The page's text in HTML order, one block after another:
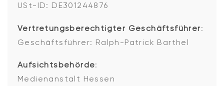
USt-ID: DE301244876
Vertretungsberechtigter Geschäftsführer:
Geschäftsführer: Ralph-Patrick Barthel
Aufsichtsbehörde:
Medienanstalt Hessen